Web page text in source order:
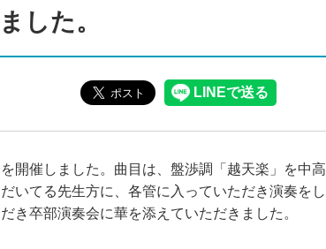
した。
開催しました。曲目は、盤渉調「越天楽」を中
いてる先生方に、各管に入っていただき演奏を
き卒部演奏会に華を添えていただきました。